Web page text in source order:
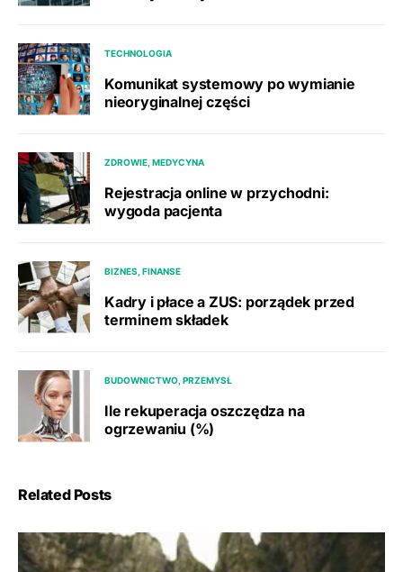
TECHNOLOGIA
Komunikat systemowy po wymianie
nieoryginalnej części
ZDROWIE, MEDYCYNA
Rejestracja online w przychodni:
wygoda pacjenta
BIZNES, FINANSE
Kadry i płace a ZUS: porządek przed
terminem składek
BUDOWNICTWO, PRZEMYSŁ
Ile rekuperacja oszczędza na
ogrzewaniu (%)
Related Posts